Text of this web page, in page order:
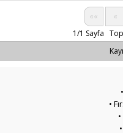
«« «
1/1 Sayfa
•